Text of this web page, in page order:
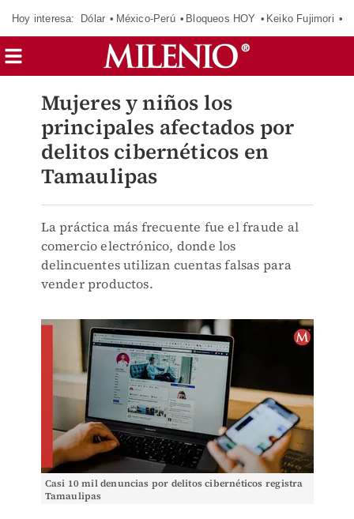
Hoy interesa: Dólar México-Perú Bloqueos HOY Keiko Fujimori
Mujeres y niños los
principales afectados por
delitos cibernéticos en
Tamaulipas
La práctica más frecuente fue el fraude al
comercio electrónico, donde los
delincuentes utilizan cuentas falsas para
vender productos.
Casi 10 mil denuncias por delitos cibernéticos registra
Tamaulipas